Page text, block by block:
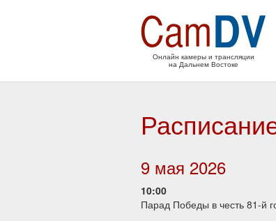
Онлайн камеры и трансляции
на Дальнем Востоке
9 мая 2026
10:00
Парад Победы в честь 81-й